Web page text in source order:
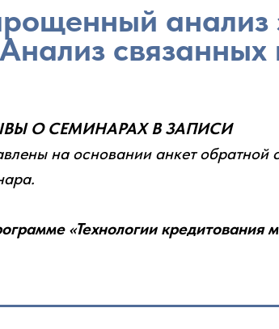
анализ
О СЕМИНАРАХ В ЗАПИСИ
на основании анкет обратной
«Технологии кредитования